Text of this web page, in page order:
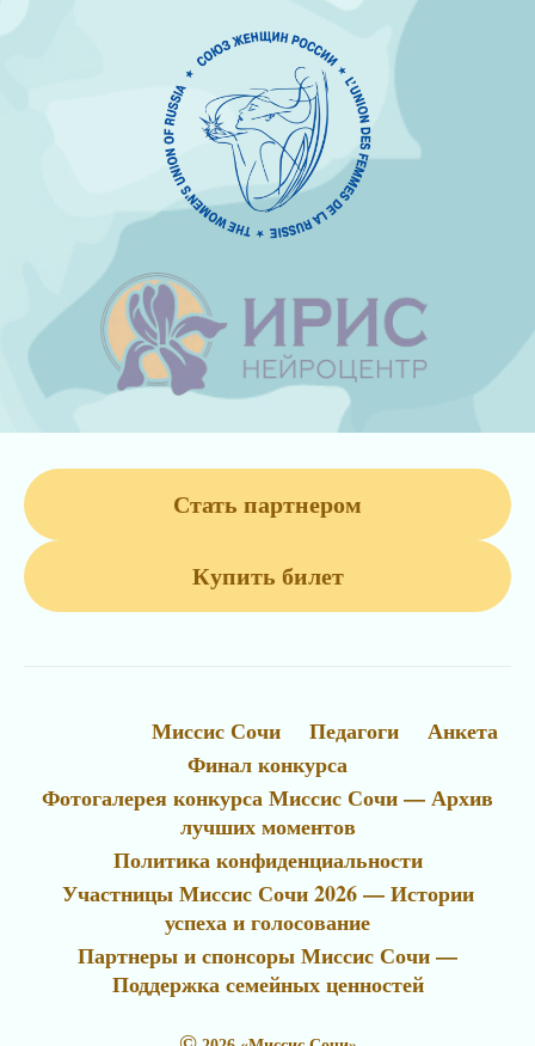
Стать партнером
Купить билет
Миссис Сочи Педагоги
Анкета
Финал конкурса
Фотогалерея конкурса Миссис Сочи — Архив
лучших моментов
Политика конфиденциальности
Участницы Миссис Сочи 2026 — Истории
успеха и голосование
Партнеры и спонсоры Миссис Сочи —
Поддержка семейных ценностей